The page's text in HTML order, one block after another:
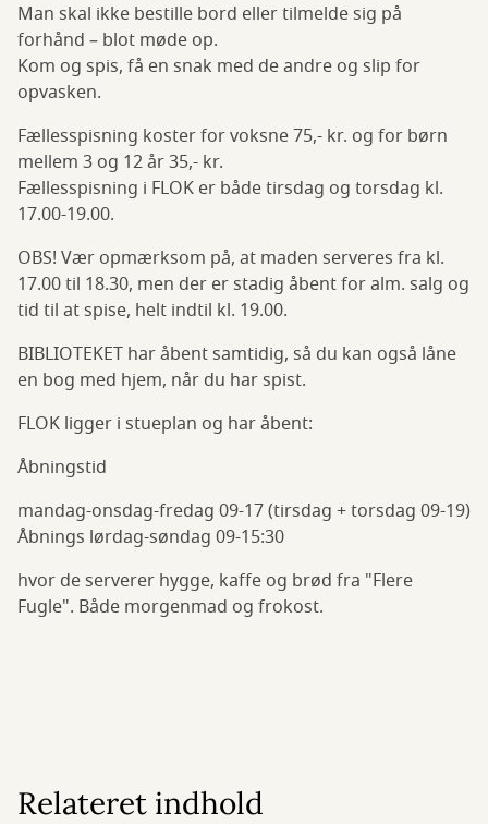
Man skal ikke bestille bord eller tilmelde sig på
forhånd – blot møde op.
Kom og spis, få en snak med de andre og slip for
opvasken.
Fællesspisning koster for voksne 75,- kr. og for børn
mellem 3 og 12 år 35,- kr.
Fællesspisning i FLOK er både tirsdag og torsdag kl.
17.00-19.00.
OBS! Vær opmærksom på, at maden serveres fra kl.
17.00 til 18.30, men der er stadig åbent for alm. salg og
tid til at spise, helt indtil kl. 19.00.
BIBLIOTEKET har åbent samtidig, så du kan også låne
en bog med hjem, når du har spist.
FLOK ligger i stueplan og har åbent:
Åbningstid
mandag-onsdag-fredag 09-17 (tirsdag + torsdag 09-19)
Åbnings lørdag-søndag 09-15:30
hvor de serverer hygge, kaffe og brød fra "Flere
Fugle". Både morgenmad og frokost.
Relateret indhold